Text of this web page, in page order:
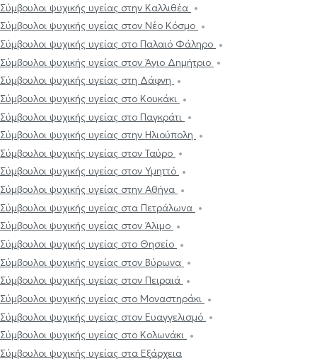
Σύμβουλοι ψυχικής υγείας στην Καλλιθέα
Σύμβουλοι ψυχικής υγείας στον Νέο Κόσμο
Σύμβουλοι ψυχικής υγείας στο Παλαιό Φάληρο
Σύμβουλοι ψυχικής υγείας στον Άγιο Δημήτριο
Σύμβουλοι ψυχικής υγείας στη Δάφνη
Σύμβουλοι ψυχικής υγείας στο Κουκάκι
Σύμβουλοι ψυχικής υγείας στο Παγκράτι
Σύμβουλοι ψυχικής υγείας στην Ηλιούπολη
Σύμβουλοι ψυχικής υγείας στον Ταύρο
Σύμβουλοι ψυχικής υγείας στον Υμηττό
Σύμβουλοι ψυχικής υγείας στην Αθήνα
Σύμβουλοι ψυχικής υγείας στα Πετράλωνα
Σύμβουλοι ψυχικής υγείας στον Άλιμο
Σύμβουλοι ψυχικής υγείας στο Θησείο
Σύμβουλοι ψυχικής υγείας στον Βύρωνα
Σύμβουλοι ψυχικής υγείας στον Πειραιά
Σύμβουλοι ψυχικής υγείας στο Μοναστηράκι
Σύμβουλοι ψυχικής υγείας στον Ευαγγελισμό
Σύμβουλοι ψυχικής υγείας στο Κολωνάκι
Σύμβουλοι ψυχικής υγείας στα Εξάρχεια